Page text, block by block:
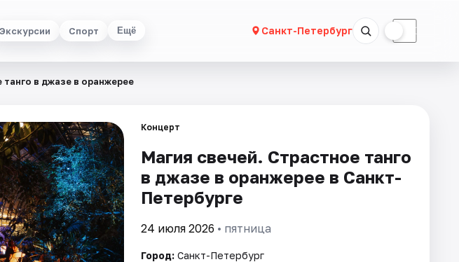
Экскурсии Спорт Ещё Санкт-Петербург ☾
в джазе в оранжерее
Концерт
Магия свечей. Страстное танго
в джазе в оранжерее в Санкт-
Петербурге
24 июля 2026 • пятница
Город: Санкт-Петербург